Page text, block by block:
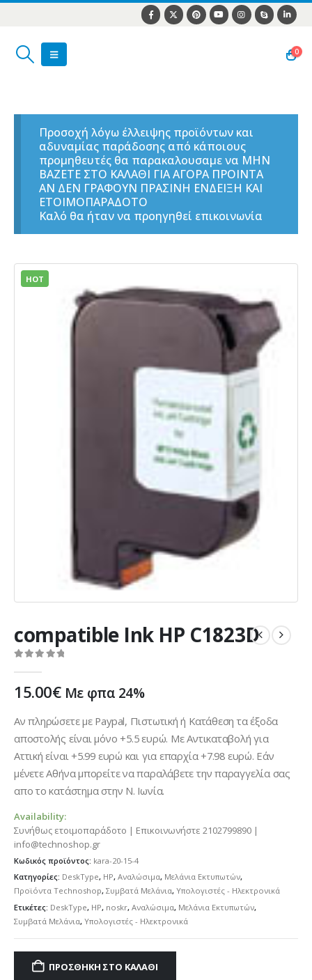
0
Προσοχή λόγω έλλειψης προϊόντων και
αδυναμίας παράδοσης από κάποιους
προμηθευτές θα παρακαλουσαμε να ΜΗΝ
ΒΑΖΕΤΕ ΣΤΟ ΚΑΛΑΘΙ ΓΙΑ ΑΓΟΡΑ ΠΡΟΙΝΤΑ
ΑΝ ΔΕΝ ΓΡΑΦΟΥΝ ΠΡΑΣΙΝΗ ΕΝΔΕΙΞΗ ΚΑΙ
ΕΤΟΙΜΟΠΑΡΑΔΟΤΟ
Καλό θα ήταν να προηγηθεί επικοινωνία
HOT
compatible Ink HP C1823D
15.00€ Με φπα 24%
Αν πληρώσετε με Paypal, Πιστωτική ή Κατάθεση τα έξοδα
αποστολής είναι μόνο +5.5 ευρώ. Με Αντικαταβολή για
Αττική είναι +5.99 ευρώ και για επαρχία +7.98 ευρώ. Εάν
μένετε Αθήνα μπορείτε να παραλάβετε την παραγγελία σας
απο το κατάστημα στην Ν. Ιωνία.
Availability:
Συνήθως ετοιμοπαράδοτο | Επικοινωνήστε 2102799890 |
info@technoshop.gr
Κωδικός προϊόντος: kara-20-15-4
Κατηγορίες: DeskType, HP, Αναλώσιμα, Μελάνια Εκτυπωτών,
Προϊόντα Technoshop, Συμβατά Μελάνια, Υπολογιστές - Ηλεκτρονικά
Ετικέτες: DeskType, HP, noskr, Αναλώσιμα, Μελάνια Εκτυπωτών,
Συμβατά Μελάνια, Υπολογιστές - Ηλεκτρονικά
ΠΡΟΣΘΉΚΗ ΣΤΟ ΚΑΛΆΘΙ